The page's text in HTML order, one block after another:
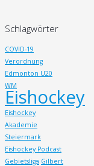
Schlagwörter
COVID-19
Verordnung
Edmonton U20
WM
Eishockey
Eishockey
Akademie
Steiermark
Eishockey Podcast
Gebietsliga Gilbert